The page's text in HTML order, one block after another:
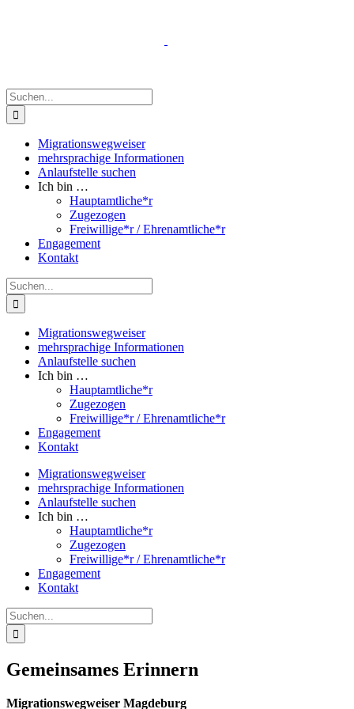
Suche
nach:
Migrationswegweiser
mehrsprachige Informationen
Anlaufstelle suchen
Ich bin …
Hauptamtliche*r
Zugezogen
Freiwillige*r / Ehrenamtliche*r
Engagement
Kontakt
Suche
nach:
Migrationswegweiser
mehrsprachige Informationen
Anlaufstelle suchen
Ich bin …
Hauptamtliche*r
Zugezogen
Freiwillige*r / Ehrenamtliche*r
Engagement
Kontakt
Migrationswegweiser
mehrsprachige Informationen
Anlaufstelle suchen
Ich bin …
Hauptamtliche*r
Zugezogen
Freiwillige*r / Ehrenamtliche*r
Engagement
Kontakt
Suche
nach:
Gemeinsames Erinnern
Migrationswegweiser Magdeburg